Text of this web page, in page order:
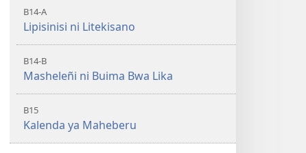
B14-A
Lipisinisi ni Litekisano
B14-B
Masheleñi ni Buima Bwa Lika
B15
Kalenda ya Maheberu